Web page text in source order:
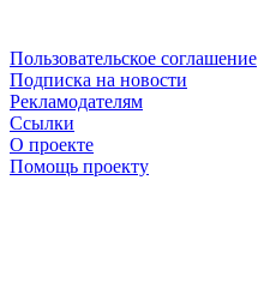
Пользовательское соглашение
Подписка на новости
Рекламодателям
Ссылки
О проекте
Помощь проекту